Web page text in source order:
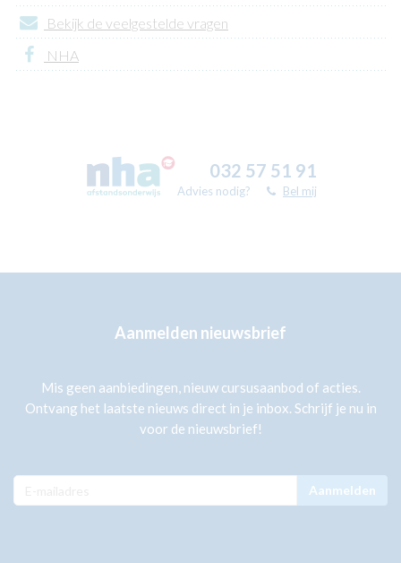
Bekijk de veelgestelde vragen
NHA
032 57 51 91
Advies nodig? Bel mij
Aanmelden nieuwsbrief
Mis geen aanbiedingen, nieuw cursusaanbod of acties.
Ontvang het laatste nieuws direct in je inbox. Schrijf je nu in
voor de nieuwsbrief!
Aanmelden